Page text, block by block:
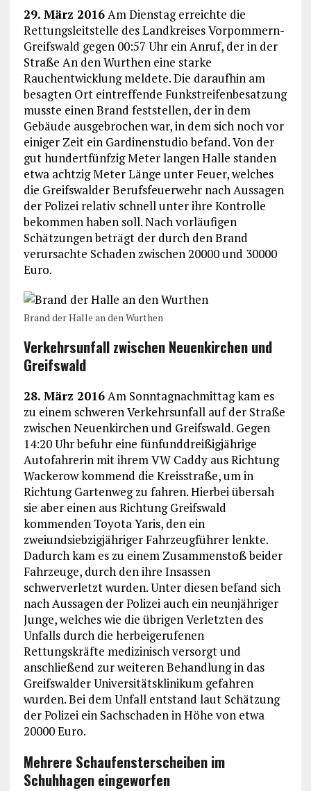
29. März 2016Am Dienstag erreichte die
Rettungsleitstelle des Landkreises Vorpommern-
Greifswald gegen 00:57 Uhr ein Anruf, der in der
Straße An den Wurthen eine starke
Rauchentwicklung meldete. Die daraufhin am
besagten Ort eintreffende Funkstreifenbesatzung
musste einen Brand feststellen, der in dem
Gebäude ausgebrochen war, in dem sich noch vor
einiger Zeit ein Gardinenstudio befand. Von der
gut hundertfünfzig Meter langen Halle standen
etwa achtzig Meter Länge unter Feuer, welches
die Greifswalder Berufsfeuerwehr nach Aussagen
der Polizei relativ schnell unter ihre Kontrolle
bekommen haben soll. Nach vorläufigen
Schätzungen beträgt der durch den Brand
verursachte Schaden zwischen 20000 und 30000
Euro.
Brand der Halle an den Wurthen
Verkehrsunfall zwischen Neuenkirchen und
Greifswald
28. März 2016Am Sonntagnachmittag kam es
zu einem schweren Verkehrsunfall auf der Straße
zwischen Neuenkirchen und Greifswald. Gegen
14:20 Uhr befuhr eine fünfunddreißigjährige
Autofahrerin mit ihrem VW Caddy aus Richtung
Wackerow kommend die Kreisstraße, um in
Richtung Gartenweg zu fahren. Hierbei übersah
sie aber einen aus Richtung Greifswald
kommenden Toyota Yaris, den ein
zweiundsiebzigjähriger Fahrzeugführer lenkte.
Dadurch kam es zu einem Zusammenstoß beider
Fahrzeuge, durch den ihre Insassen
schwerverletzt wurden. Unter diesen befand sich
nach Aussagen der Polizei auch ein neunjähriger
Junge, welches wie die übrigen Verletzten des
Unfalls durch die herbeigerufenen
Rettungskräfte medizinisch versorgt und
anschließend zur weiteren Behandlung in das
Greifswalder Universitätsklinikum gefahren
wurden. Bei dem Unfall entstand laut Schätzung
der Polizei ein Sachschaden in Höhe von etwa
20000 Euro.
Mehrere Schaufensterscheiben im
Schuhhagen eingeworfen